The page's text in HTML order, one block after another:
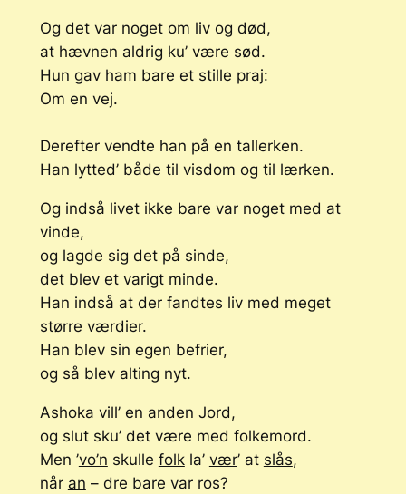
Og det var noget om liv og død,
at hævnen aldrig ku’ være sød.
Hun gav ham bare et stille praj:
Om en vej.
Derefter vendte han på en tallerken.
Han lytted’ både til visdom og til lærken.
Og indså livet ikke bare var noget med at
vinde,
og lagde sig det på sinde,
det blev et varigt minde.
Han indså at der fandtes liv med meget
større værdier.
Han blev sin egen befrier,
og så blev alting nyt.
Ashoka vill’ en anden Jord,
og slut sku’ det være med folkemord.
Men ’vo’n skulle folkla’ vær’ at slås,
når an – dre bare var ros?